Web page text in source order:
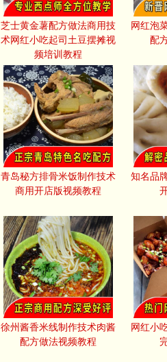
芝士黄金薯配方做法商用技
术网红小吃起司土豆摆摊视
频培训教程
网红泡
配
青岛秘方排骨米饭制作技术
商用开店版视频教程
知名品
徐州酱香米线制作技术肉酱
配方做法视频教程
网红小